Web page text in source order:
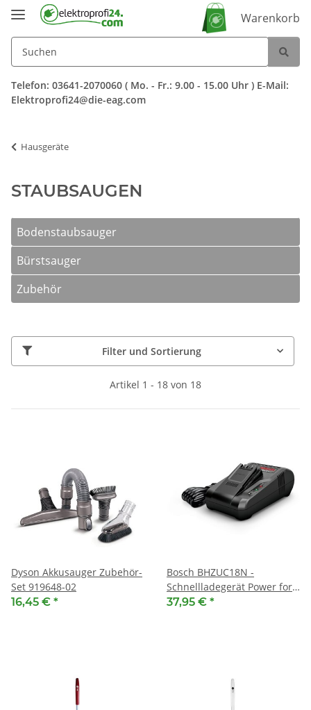
Warenkorb
Telefon: 03641-2070060 ( Mo. - Fr.: 9.00 - 15.00 Uhr ) E-Mail:
Elektroprofi24@die-eag.com
Hausgeräte
STAUBSAUGEN
Bodenstaubsauger
Bürstsauger
Zubehör
Filter und Sortierung
Artikel 1 - 18 von 18
Dyson Akkusauger Zubehör-
Set 919648-02
16,45 € *
Bosch BHZUC18N -
Schnellladegerät Power for
ALL 18V ( 12023467 )
37,95 € *